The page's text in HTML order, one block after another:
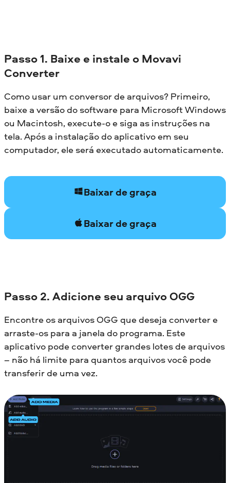
Passo 1. Baixe e instale o Movavi
Converter
Como usar um conversor de arquivos? Primeiro,
baixe a versão do software para Microsoft Windows
ou Macintosh, execute-o e siga as instruções na
tela. Após a instalação do aplicativo em seu
computador, ele será executado automaticamente.
Baixar de graça
Baixar de graça
Passo 2. Adicione seu arquivo OGG
Encontre os arquivos OGG que deseja converter e
arraste-os para a janela do programa. Este
aplicativo pode converter grandes lotes de arquivos
– não há limite para quantos arquivos você pode
transferir de uma vez.